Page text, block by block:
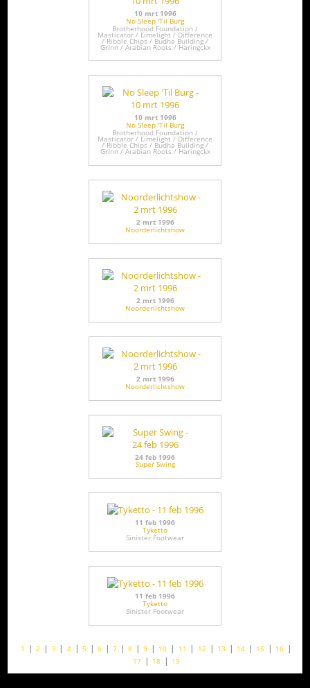
10 mrt 1996
No Sleep 'Til Burg
Brotherhood Foundation /
Masticator / Limelight / Difference
/ Ribble Chips / Budha Building /
Grinn / Arabian Roots / Haringckx
10 mrt 1996
No Sleep 'Til Burg
Brotherhood Foundation /
Masticator / Limelight / Difference
/ Ribble Chips / Budha Building /
Grinn / Arabian Roots / Haringckx
2 mrt 1996
Noorderlichtshow
2 mrt 1996
Noorderlichtshow
2 mrt 1996
Noorderlichtshow
24 feb 1996
Super Swing
11 feb 1996
Tyketto
Sinister Footwear
11 feb 1996
Tyketto
Sinister Footwear
1 2 3 4 5 6 7 8 9 10 11 12 13 14 15
16
17
18 19